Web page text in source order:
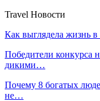
Travel Новости
Как выглядела жизнь
Победители конкурса
дикими…
Почему 8 богатых
не…